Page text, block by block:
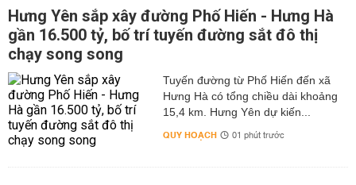
Hưng Yên sắp xây đường Phố Hiến - Hưng Hà
gần 16.500 tỷ, bố trí tuyến đường sắt đô thị
chạy song song
Tuyến đường từ Phố Hiến đến xã
Hưng Hà có tổng chiều dài khoảng
15,4 km. Hưng Yên dự kiến...
QUY HOẠCH 01 phút trước